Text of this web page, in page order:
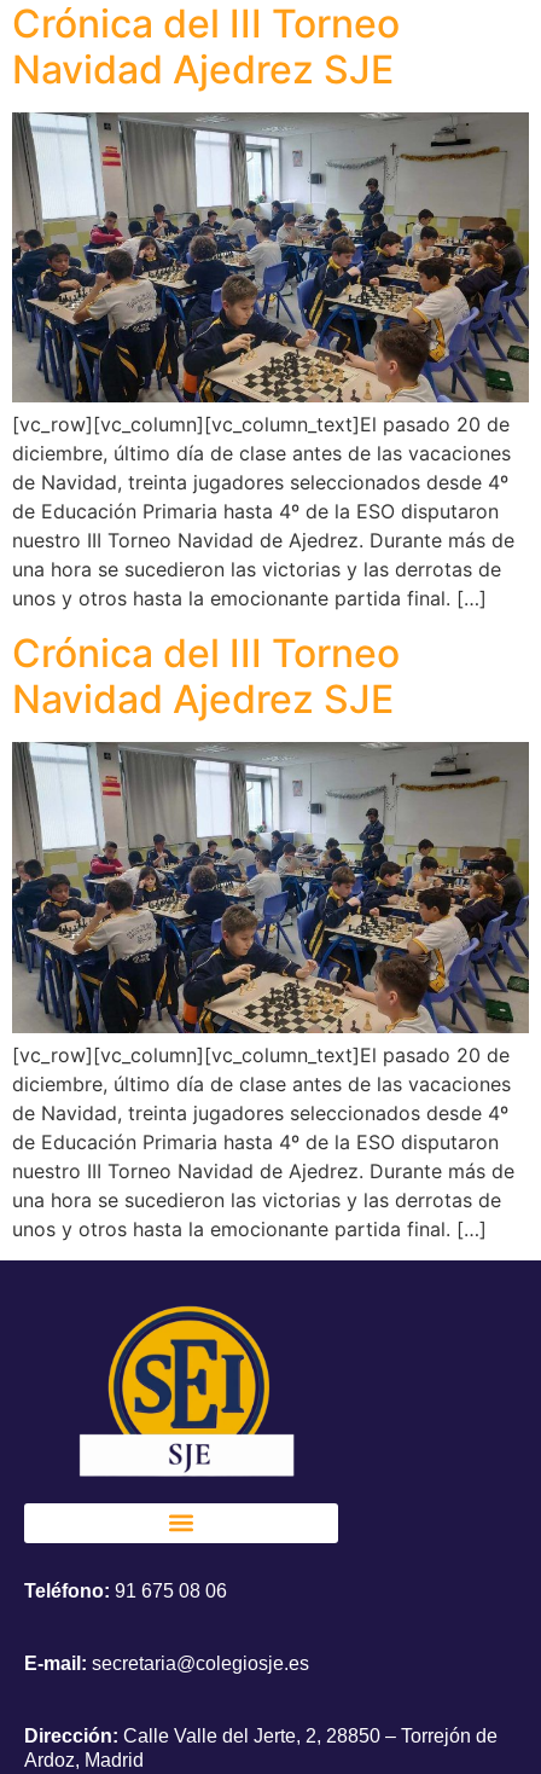
Crónica del III Torneo
Navidad Ajedrez SJE
[vc_row][vc_column][vc_column_text]El pasado 20 de
diciembre, último día de clase antes de las vacaciones
de Navidad, treinta jugadores seleccionados desde 4º
de Educación Primaria hasta 4º de la ESO disputaron
nuestro III Torneo Navidad de Ajedrez. Durante más de
una hora se sucedieron las victorias y las derrotas de
unos y otros hasta la emocionante partida final. […]
Crónica del III Torneo
Navidad Ajedrez SJE
[vc_row][vc_column][vc_column_text]El pasado 20 de
diciembre, último día de clase antes de las vacaciones
de Navidad, treinta jugadores seleccionados desde 4º
de Educación Primaria hasta 4º de la ESO disputaron
nuestro III Torneo Navidad de Ajedrez. Durante más de
una hora se sucedieron las victorias y las derrotas de
unos y otros hasta la emocionante partida final. […]
Teléfono: 91 675 08 06
E-mail: secretaria@colegiosje.es
Dirección: Calle Valle del Jerte, 2, 28850 – Torrejón de
Ardoz, Madrid